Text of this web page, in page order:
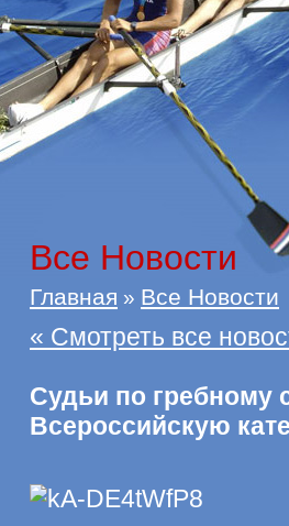
Все Новости
Главная » Все Новости
« Смотреть все
Судьи по гребному
Всероссийскую